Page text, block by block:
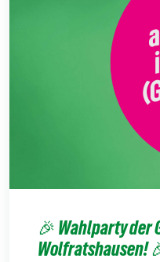
🎉 Wahlparty der
Wolfratshausen!